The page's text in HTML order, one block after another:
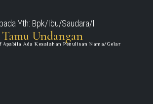
Yth: Bpk/Ibu/Saudara/I
Tamu Undangan
Apabila Ada Kesalahan Penulisan Nama/gelar